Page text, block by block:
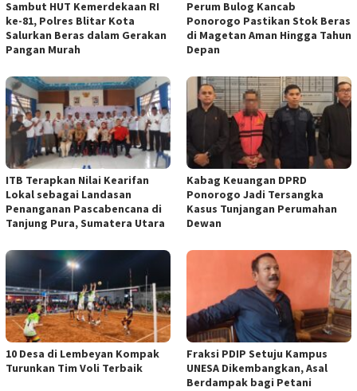
Sambut HUT Kemerdekaan RI
ke-81, Polres Blitar Kota
Salurkan Beras dalam Gerakan
Pangan Murah
Perum Bulog Kancab
Ponorogo Pastikan Stok Beras
di Magetan Aman Hingga Tahun
Depan
ITB Terapkan Nilai Kearifan
Lokal sebagai Landasan
Penanganan Pascabencana di
Tanjung Pura, Sumatera Utara
Kabag Keuangan DPRD
Ponorogo Jadi Tersangka
Kasus Tunjangan Perumahan
Dewan
10 Desa di Lembeyan Kompak
Turunkan Tim Voli Terbaik
Fraksi PDIP Setuju Kampus
UNESA Dikembangkan, Asal
Berdampak bagi Petani